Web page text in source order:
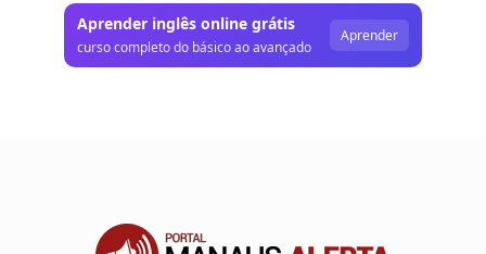
Aprender inglês online grátis
curso completo do básico ao avançado
Aprender